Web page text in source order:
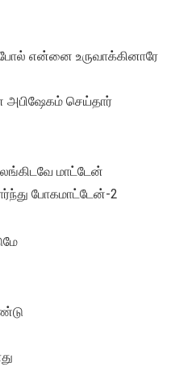
என்னை உருவாக்கினாரே
செய்தார்
மாட்டேன்
போகமாட்டேன்-2